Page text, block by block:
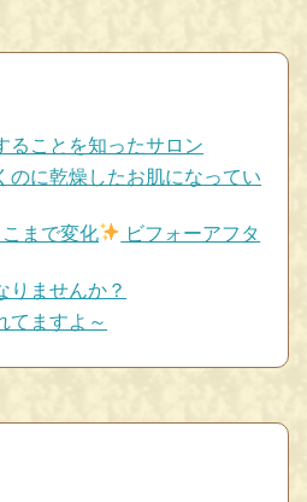
ることを知ったサロン
のに乾燥したお肌になってい
まで変化
ビフォーアフタ
りませんか？
てますよ～